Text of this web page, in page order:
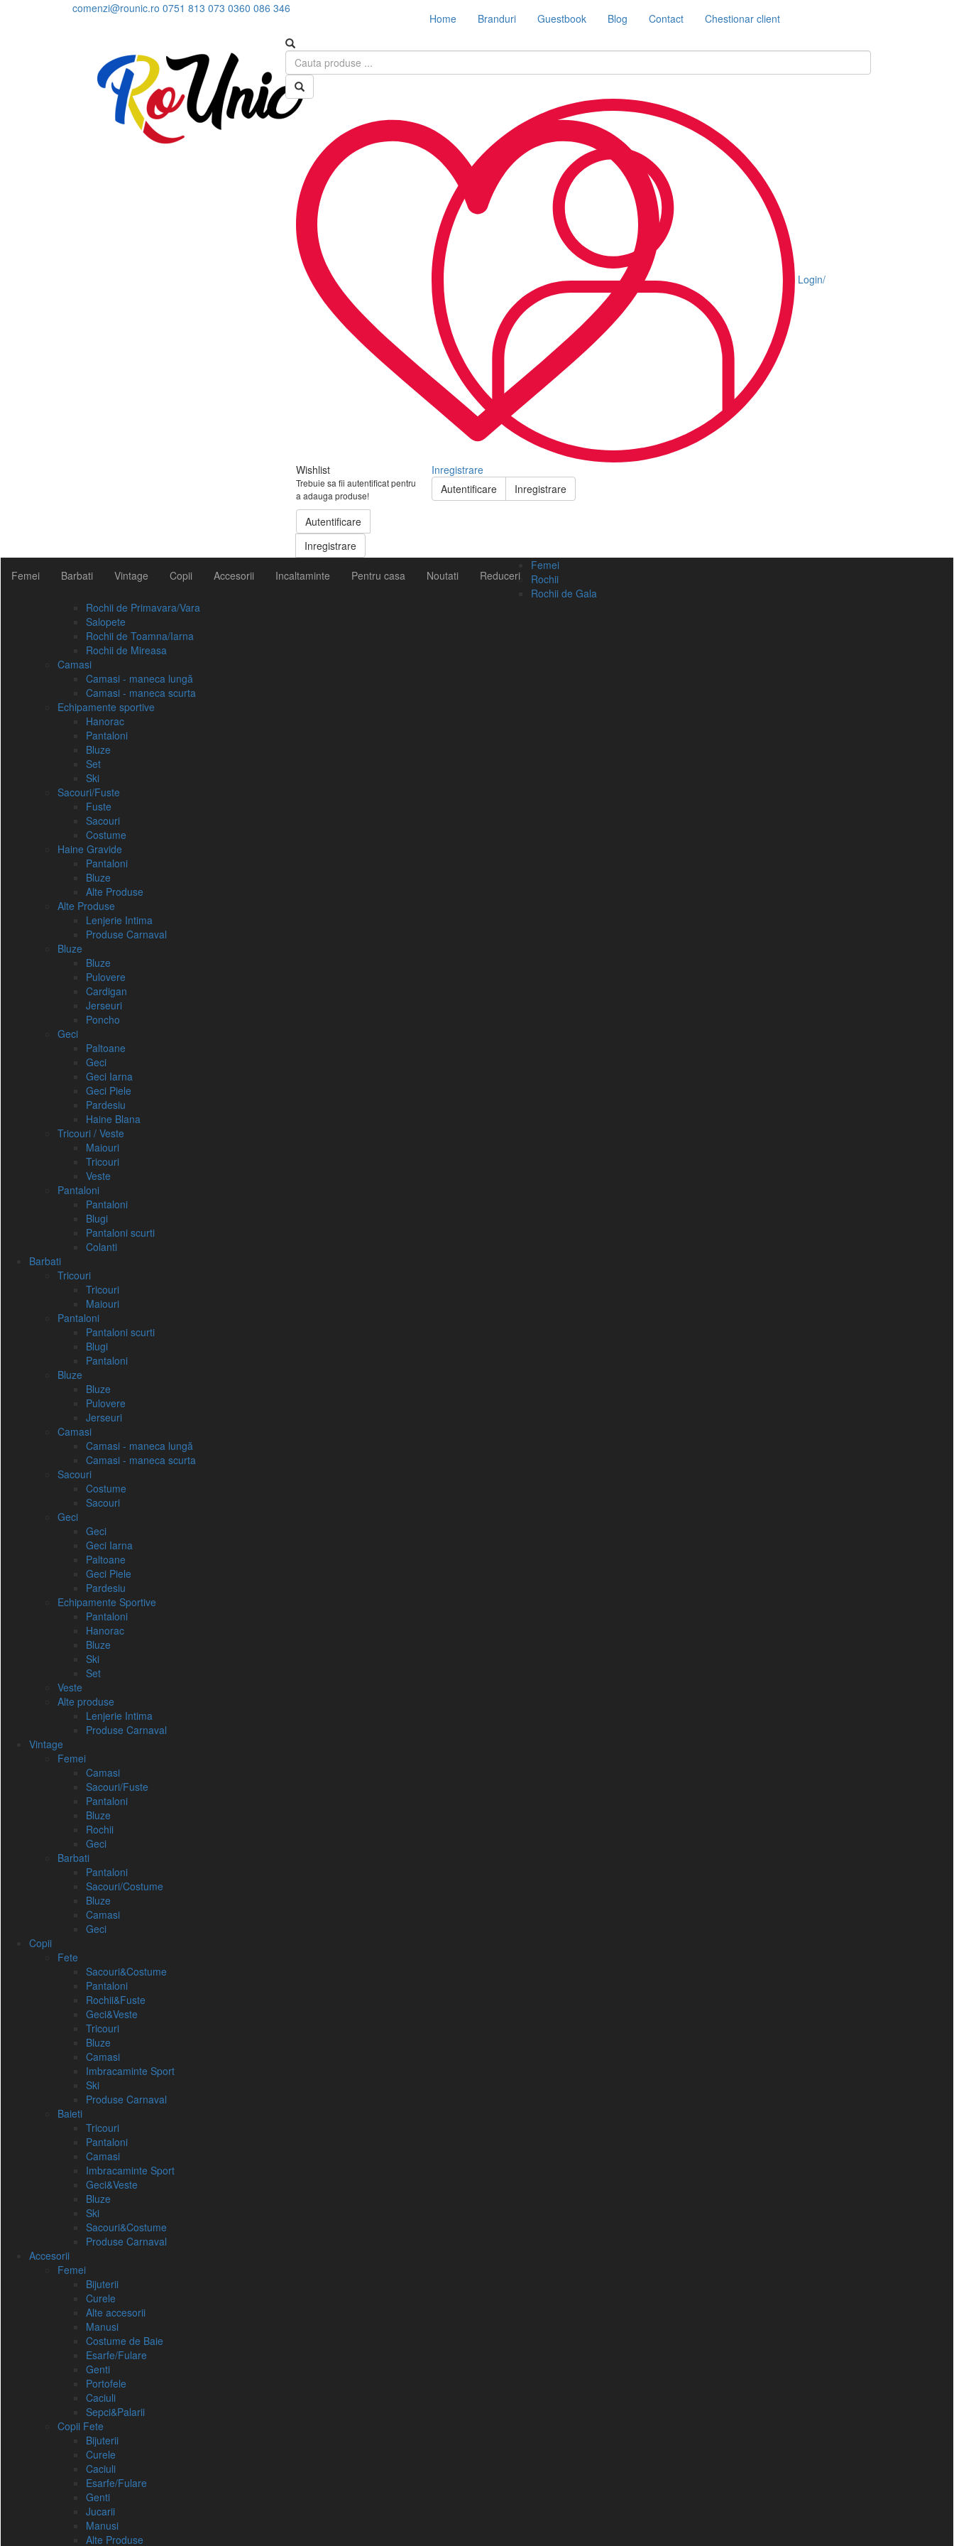
comenzi@rounic.ro 0751 813 073 0360 086 346
Home Branduri Guestbook Blog Contact Chestionar client
Wishlist
Trebuie sa fii autentificat pentru
a adauga produse!
Autentificare
Inregistrare
Login/
Inregistrare
Autentificare
Inregistrare
Femei Barbati Vintage Copii Accesorii Incaltaminte Pentru casa Noutati Reduceri
Femei
Rochii
Rochii de Gala
Rochii de Primavara/Vara
Salopete
Rochii de Toamna/Iarna
Rochii de Mireasa
Camasi
Camasi - maneca lungă
Camasi - maneca scurta
Echipamente sportive
Hanorac
Pantaloni
Bluze
Set
Ski
Sacouri/Fuste
Fuste
Sacouri
Costume
Haine Gravide
Pantaloni
Bluze
Alte Produse
Alte Produse
Lenjerie Intima
Produse Carnaval
Bluze
Bluze
Pulovere
Cardigan
Jerseuri
Poncho
Geci
Paltoane
Geci
Geci Iarna
Geci Piele
Pardesiu
Haine Blana
Tricouri / Veste
Maiouri
Tricouri
Veste
Pantaloni
Pantaloni
Blugi
Pantaloni scurti
Colanti
Barbati
Tricouri
Tricouri
Maiouri
Pantaloni
Pantaloni scurti
Blugi
Pantaloni
Bluze
Bluze
Pulovere
Jerseuri
Camasi
Camasi - maneca lungă
Camasi - maneca scurta
Sacouri
Costume
Sacouri
Geci
Geci
Geci Iarna
Paltoane
Geci Piele
Pardesiu
Echipamente Sportive
Pantaloni
Hanorac
Bluze
Ski
Set
Veste
Alte produse
Lenjerie Intima
Produse Carnaval
Vintage
Femei
Camasi
Sacouri/Fuste
Pantaloni
Bluze
Rochii
Geci
Barbati
Pantaloni
Sacouri/Costume
Bluze
Camasi
Geci
Copii
Fete
Sacouri&Costume
Pantaloni
Rochii&Fuste
Geci&Veste
Tricouri
Bluze
Camasi
Imbracaminte Sport
Ski
Produse Carnaval
Baieti
Tricouri
Pantaloni
Camasi
Imbracaminte Sport
Geci&Veste
Bluze
Ski
Sacouri&Costume
Produse Carnaval
Accesorii
Femei
Bijuterii
Curele
Alte accesorii
Manusi
Costume de Baie
Esarfe/Fulare
Genti
Portofele
Caciuli
Sepci&Palarii
Copii Fete
Bijuterii
Curele
Caciuli
Esarfe/Fulare
Genti
Jucarii
Manusi
Alte Produse